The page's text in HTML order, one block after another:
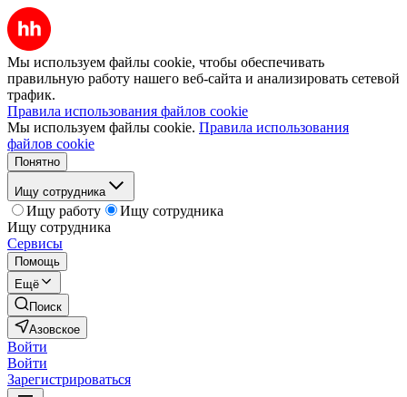
Мы используем файлы cookie, чтобы обеспечивать
правильную работу нашего веб-сайта и анализировать сетевой
трафик.
Правила использования файлов cookie
Мы используем файлы cookie. Правила использования
файлов cookie
Понятно
Ищу сотрудника
Ищу работу
Ищу сотрудника
Ищу сотрудника
Сервисы
Помощь
Ещё
Поиск
Азовское
Войти
Войти
Зарегистрироваться